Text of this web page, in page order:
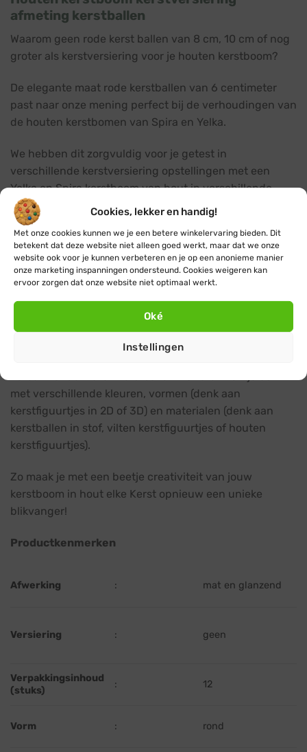
Cookies, lekker en handig!
Met onze cookies kunnen we je een betere winkelervaring bieden. Dit
betekent dat deze website niet alleen goed werkt, maar dat we onze
website ook voor je kunnen verbeteren en je op een anonieme manier
onze marketing inspanningen ondersteund. Cookies weigeren kan
ervoor zorgen dat onze website niet optimaal werkt.
Oké
Instellingen
afmeting kerstballen
Waarom geen rode kerst ballen van 8 cm, 10 cm of nog
groter als kerstversiering voor je houten kerstboom?
De elegante maat rode kerstballen van 6 centimeter
past naar onze mening perfect bij de verhoudingen van
de houten kerstbomen van Spira en Yelka.
We hebben dit zorgvuldig voor je getest in
verschillende kerstversiering opstellingen met een
Yelka en Spira kerstboom van hout in verschillende
maten.
Kerstdecoratie in verschillende maten,
kleuren, vormen en materialen
Deze rode kerstballen zijn bij ons ook verkrijgbaar in
de 6 cm en 4 cm kerst ballen in je houten kerstboom
decoratie zorgt voor een stijlvol en speels effect.
met verschillende kleuren, vormen (denk aan
kerstfiguurtjes in 2D of 3D) en materialen (denk aan
kerstballen in stof, vilten kerstfiguurtjes of houten
kerstfiguurtjes).
Zo maak je met een beetje creativiteit van jouw
kerstboom in hout elke Kerst opnieuw een unieke
blikvanger!
Productkenmerken
Afwerking : mat en glanzend
Versiering : geen
Verpakkingsinhoud
(stuks)
: 12
Vorm : rond